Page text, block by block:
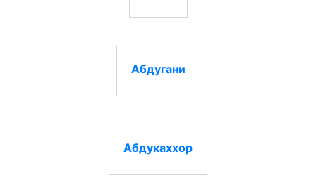
Абдугани
Абдукаххор